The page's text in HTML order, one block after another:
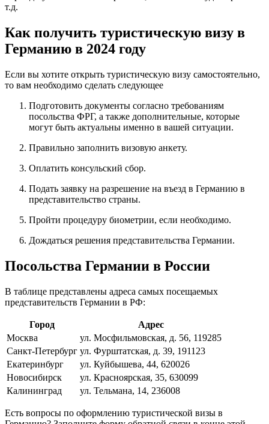
т.д.
Как получить туристическую визу в
Германию в 2024 году
Если вы хотите открыть туристическую визу самостоятельно,
то вам необходимо сделать следующее
Подготовить документы согласно требованиям
посольства ФРГ, а также дополнительные, которые
могут быть актуальны именно в вашей ситуации.
Правильно заполнить визовую анкету.
Оплатить консульский сбор.
Подать заявку на разрешение на въезд в Германию в
представительство страны.
Пройти процедуру биометрии, если необходимо.
Дождаться решения представительства Германии.
Посольства Германии в России
В таблице представлены адреса самых посещаемых
представительств Германии в РФ:
Город
Адрес
Москва
ул. Мосфильмовская, д. 56, 119285
Санкт-Петербург ул. Фурштатская, д. 39, 191123
Екатеринбург
ул. Куйбышева, 44, 620026
Новосибирск
ул. Красноярская, 35, 630099
Калининград
ул. Тельмана, 14, 236008
Есть вопросы по оформлению туристической визы в